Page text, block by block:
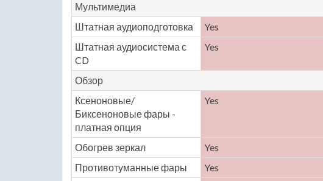
Мультимедиа
Штатная аудиоподготовка
Yes
Штатная аудиосистема с
CD
Yes
Обзор
Ксеноновые/
Биксеноновые фары -
платная опция
Yes
Обогрев зеркал Yes
Противотуманные фары
Yes